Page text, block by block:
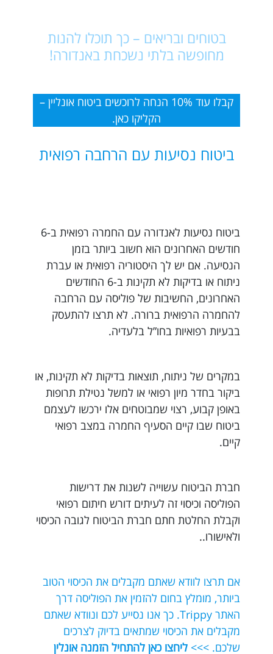
בטוחים ובריאים – כך תוכלו להנות
מחופשה בלתי נשכחת באנדורה!
קבלו עוד 10% הנחה לרוכשים ביטוח אונליין –
הקליקו כאן.
ביטוח נסיעות עם הרחבה רפואית
ביטוח נסיעות לאנדורה עם החמרה רפואית ב-6
חודשים האחרונים הוא חשוב ביותר בזמן
הנסיעה. אם יש לך היסטוריה רפואית או עברת
ניתוח או בדיקות לא תקינות ב-6 החודשים
האחרונים, החשיבות של פוליסה עם הרחבה
להחמרה הרפואית ברורה. לא תרצו להתעסק
בבעיות רפואיות בחו”ל בלעדיה.
במקרים של ניתוח, תוצאות בדיקות לא תקינות, או
ביקור בחדר מיון רפואי או למשל נטילת תרופות
באופן קבוע, רצוי שמבוטחים אלו ירכשו לעצמם
ביטוח שבו קיים הסעיף החמרה במצב רפואי
קיים.
חברת הביטוח עשוייה לשנות את דרישות
הפוליסה וכיסוי זה לעיתים דורש חיתום רפואי
וקבלת החלטת חתם חברת הביטוח לגובה הכיסוי
ולאישורו..
אם תרצו לוודא שאתם מקבלים את הכיסוי הטוב
ביותר, מומלץ בחום להזמין את הפוליסה דרך
האתר Trippy. כך אנו נסייע לכם ונוודא שאתם
מקבלים את הכיסוי שמתאים בדיוק לצרכים
שלכם. >>> ליחצו כאן להתחיל הזמנה אונלין